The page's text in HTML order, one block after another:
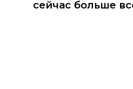
сейчас больше